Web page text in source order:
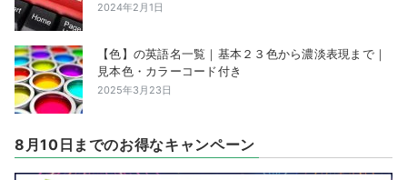
2024年2月1日
【色】の英語名一覧｜基本２３色から濃淡表現まで｜
見本色・カラーコード付き
2025年3月23日
8月10日までのお得なキャンペーン